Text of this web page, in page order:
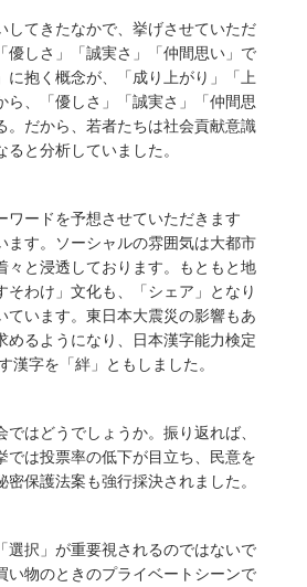
してきたなかで、挙げさせていただ
優しさ」「誠実さ」「仲間思い」で
に抱く概念が、「成り上がり」「上
ら、「優しさ」「誠実さ」「仲間思
。だから、若者たちは社会貢献意識
と分析していました。
ワードを予想させていただきます
ます。ソーシャルの雰囲気は大都市
々と浸透しております。もともと地
そわけ」文化も、「シェア」となり
ています。東日本大震災の影響もあ
めるようになり、日本漢字能力検定
漢字を「絆」ともしました。
ではどうでしょうか。振り返れば、
では投票率の低下が目立ち、民意を
保護法案も強行採決されました。
選択」が重要視されるのではないで
い物のときのプライベートシーンで